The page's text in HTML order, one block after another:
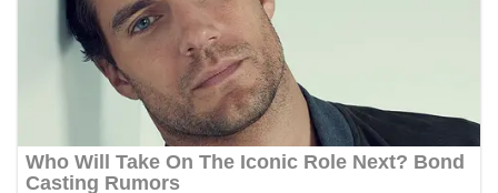
momentum bersejarah HUT Kemerdekaan
Republik Indonesia.‎Kegiatan sambang ini
rencananya akan terus dilaksanakan secara rutin
oleh Bhabinkamtibmas di wilayah Kelurahan
Sunggal sebagai bagian dari upaya menciptakan
situasi Kamtibmas yang aman dan kondusif,
sekaligus menumbuhkan semangat nasionalisme
warga dalam menyambut Hari Kemerdekaan RI.